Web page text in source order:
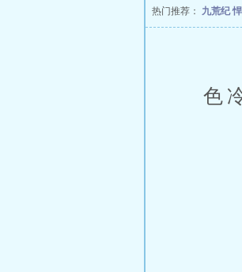
热门推荐： 九荒纪
色